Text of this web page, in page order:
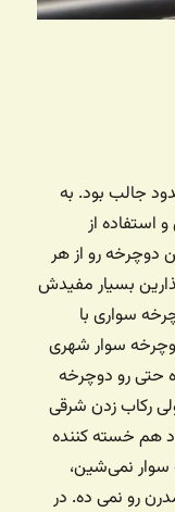
جالب بود. به
استفاده از
دوچرخه رو از هر
بسیار مفیدش
سواری با
سوار شهری
حتی رو دوچرخه
رکاب زدن شرقی
با بیدود هم خسته کننده
سوار نمی‌شین،
رو نمی ده. در